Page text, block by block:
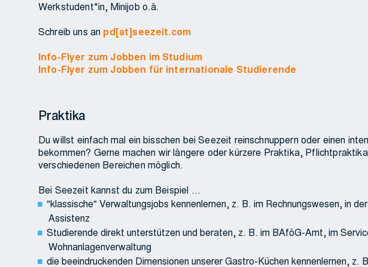
Werkstudent*in, Minijob o.ä.
Schreib uns an pd[at]seezeit.com
Info-Flyer zum Jobben im Studium
Info-Flyer zum Jobben für internationale Studierende
Praktika
Du willst einfach mal ein bisschen bei Seezeit reinschnuppern oder einen
bekommen? Gerne machen wir längere oder kürzere Praktika,
verschiedenen Bereichen möglich.
Bei Seezeit kannst du zum Beispiel …
"klassische" Verwaltungsjobs kennenlernen, z. B. im Rechnungswesen, in
Assistenz
Studierende direkt unterstützen und beraten, z. B. im BAföG-Amt, im
Wohnanlagenverwaltung
die beeindruckenden Dimensionen unserer Gastro-Küchen kennenlernen, z.